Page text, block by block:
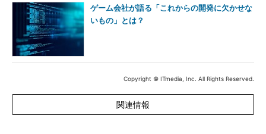
ゲーム会社が語る「これからの開発に欠かせな
いもの」とは？
Copyright © ITmedia, Inc. All Rights Reserved.
関連情報